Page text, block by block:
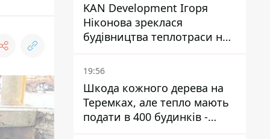
KAN Development Ігоря
Ніконова зреклася
будівництва теплотраси на
Теремках
19:56
Шкода кожного дерева на
Теремках, але тепло мають
подати в 400 будинків -
депутатка Київради